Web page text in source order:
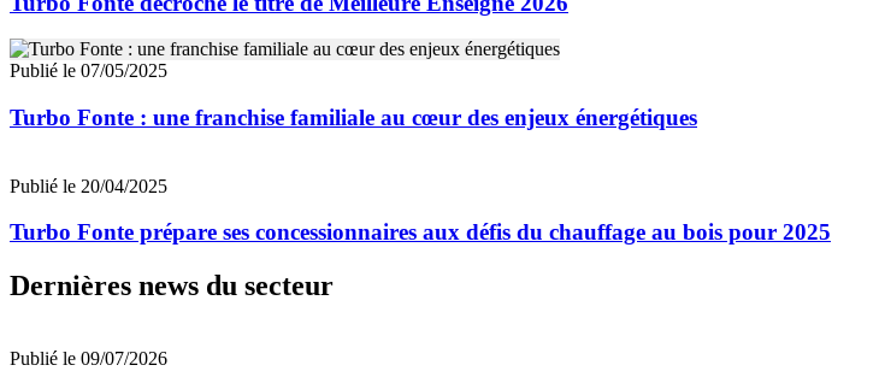
Publié le 07/05/2025
Turbo Fonte : une franchise familiale au cœur des enjeux énergétiques
Publié le 20/04/2025
Turbo Fonte prépare ses concessionnaires aux défis du chauffage au bois pour 2025
Dernières news du secteur
Publié le 09/07/2026